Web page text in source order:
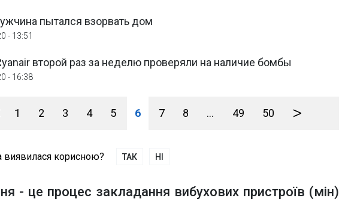
пытался взорвать дом
- 13:51
второй раз за неделю проверяли на наличие бомбы
- 16:38
1 2 3 4 5 6 7 8 ... 49 50 >
виявилася корисною? ТАК НІ
- це процес закладання вибухових пристроїв (мін)